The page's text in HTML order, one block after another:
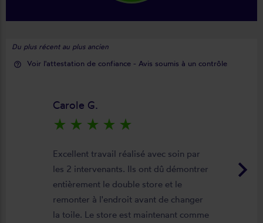
Du plus récent au plus ancien
help_outline Voir l'attestation de confiance - Avis soumis à un contrôle
keyboard_arrow_right
Carole G.
star_rate star_rate star_rate star_rate star_rate
Excellent travail réalisé avec soin par
les 2 intervenants. Ils ont dû démontrer
entièrement le double store et le
remonter à l'endroit avant de changer
la toile. Le store est maintenant comme